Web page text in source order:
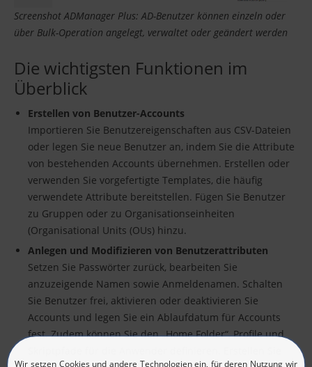
Screenshot ADManager Plus: AD-Benutzer können einzeln oder
über Bulk-Operation angelegt, verwaltet oder geändert werden
Die wichtigsten Funktionen im
Überblick
Erstellen von Benutzer-Accounts
Importieren Sie Benutzereigenschaften aus CSV-Dateien
oder legen Sie neue Benutzer an, indem Sie die Attribute
von bestehenden Accounts übernehmen. Erstellen oder
verwenden Sie vorgefertigte Templates, die häufig
verwendete Attribute bereitstellen. Fügen Sie Benutzer
zu Gruppen oder zu Organisationseinheiten
(Organisational Units (OUs) hinzu.
Anlegen und Modifizieren von Benutzerattributen
Setzen Sie Passwörter zurück, bearbeiten Sie
anzuzeigende Namen sowie Anmeldenamen. Schalten
Sie Benutzer frei, aktivieren oder deaktivieren Sie
Accounts und legen Sie ein Ablaufdatum für Accounts
fest. Zudem können Sie den „Home Folder“, Profile und